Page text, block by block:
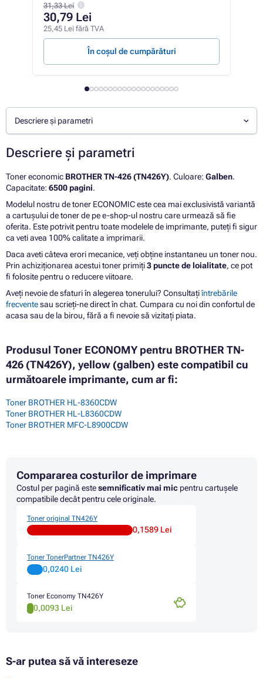
31,33 Lei
30,79 Lei
25,45 Lei fără TVA
În coșul de cumpărături
Descriere și parametri
Descriere și parametri
Toner economic BROTHER TN-426 (TN426Y). Culoare: Galben.
Capacitate: 6500 pagini.
Modelul nostru de toner ECONOMIC este cea mai exclusivistă variantă
a cartușului de toner de pe e-shop-ul nostru care urmează să fie
oferita. Este potrivit pentru toate modelele de imprimante, puteți fi sigur
ca veti avea 100% calitate a imprimarii.
Daca aveti câteva erori mecanice, veți obține instantaneu un toner nou.
Prin achiziționarea acestui toner primiți3 puncte de loialitate, ce pot
fi folosite pentru o reducere viitoare.
Aveți nevoie de sfaturi în alegerea tonerului? Consultațiîntrebările
frecventesau scrieți-ne direct în chat. Cumpara cu noi din confortul de
acasa sau de la birou, fără a fi nevoie să vizitați piata.
Produsul Toner ECONOMY pentru BROTHER TN-
426 (TN426Y), yellow (galben) este compatibil cu
următoarele imprimante, cum ar fi:
Toner BROTHER HL-8360CDW
Toner BROTHER HL-L8360CDW
Toner BROTHER MFC-L8900CDW
Compararea costurilor de imprimare
Costul per pagină estesemnificativ mai mic pentru cartușele
compatibile decât pentru cele originale.
Toner original TN426Y
0,1589 Lei
Toner TonerPartner TN426Y
0,0240 Lei
Toner Economy TN426Y
0,0093 Lei
S-ar putea să vă intereseze